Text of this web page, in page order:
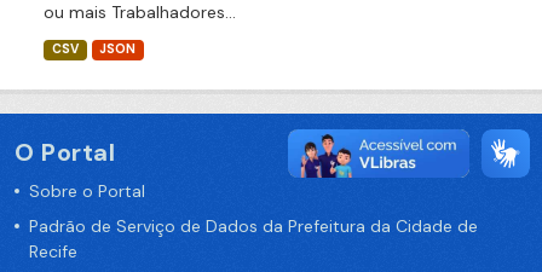
ou mais Trabalhadores...
CSV JSON
O Portal
Sobre o Portal
Padrão de Serviço de Dados da Prefeitura da Cidade de
Recife